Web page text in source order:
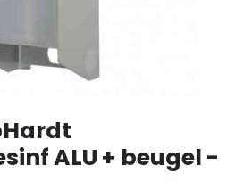
ALU + beugel -